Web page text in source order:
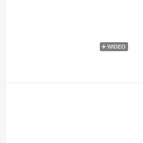
WIDEO